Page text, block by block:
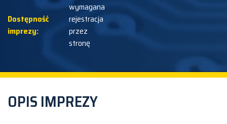
Dostępność
imprezy:
wymagana
rejestracja
przez
stronę
OPIS IMPREZY